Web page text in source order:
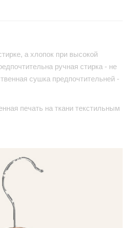
а хлопок при высокой
ручная стирка - не
сушка предпочтительней -
печать на ткани текстильным